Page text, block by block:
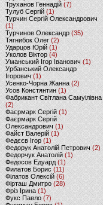
Труханов Геннадій (7)
Тулуб Сергій(1)
Турчин Сергій Олександрович
(1)
Турчинов Олександр(35)
Тягнибок Олег (2)
Ударцов Юрій (1)
Уколов Віктор(4)
Уманський Ігор Іванович(1)
Урбанський Олександр
Ігорович (1)
Усенко-Чорна Жанна (2)
Усов Констянтин(1)
Фабрикант Світлана Самуілівна
(2)
Фаєрмарк Сергій(1)
Фаєрмарк Сергій
Олександрович (1)
Файст Валерій(1)
Федєєв Ігор (1)
Федорук Анатолій Петрович (2)
Федорчук Анатолій (1)
Федосов Едуард (1)
Филатов Борис (11)
Філатов Олексій (6)
Фірташ Дмитро (28)
Фріз Ірина (1)
Фукс Павло (7)